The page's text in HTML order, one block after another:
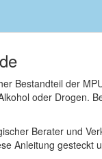
Bestandteil der
oder Drogen.
Berater und
Anleitung